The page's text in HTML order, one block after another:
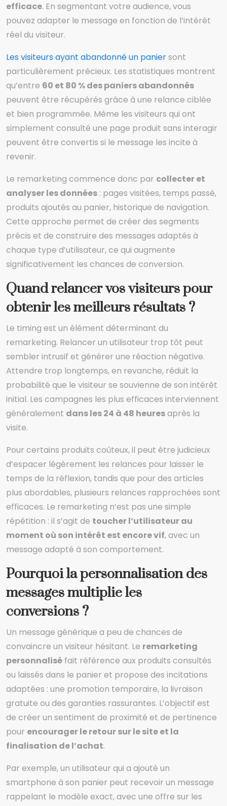
efficace. En segmentant votre audience, vous
pouvez adapter le message en fonction de l’intérêt
réel du visiteur.
Les visiteurs ayant abandonné un paniersont
particulièrement précieux. Les statistiques montrent
qu’entre 60 et 80 % des paniers abandonnés
peuvent être récupérés grâce à une relance ciblée
et bien programmée. Même les visiteurs qui ont
simplement consulté une page produit sans interagir
peuvent être convertis si le message les incite à
revenir.
Le remarketing commence donc par collecter et
analyser les données : pages visitées, temps passé,
produits ajoutés au panier, historique de navigation.
Cette approche permet de créer des segments
précis et de construire des messages adaptés à
chaque type d’utilisateur, ce qui augmente
significativement les chances de conversion.
Quand relancer vos visiteurs pour
obtenir les meilleurs résultats ?
Le timing est un élément déterminant du
remarketing. Relancer un utilisateur trop tôt peut
sembler intrusif et générer une réaction négative.
Attendre trop longtemps, en revanche, réduit la
probabilité que le visiteur se souvienne de son intérêt
initial. Les campagnes les plus efficaces interviennent
généralement dans les 24 à 48 heuresaprès la
visite.
Pour certains produits coûteux, il peut être judicieux
d’espacer légèrement les relances pour laisser le
temps de la réflexion, tandis que pour des articles
plus abordables, plusieurs relances rapprochées sont
efficaces. Le remarketing n’est pas une simple
répétition : il s’agit de toucher l’utilisateur au
moment où son intérêt est encore vif, avec un
message adapté à son comportement.
Pourquoi la personnalisation des
messages multiplie les
conversions ?
Un message générique a peu de chances de
convaincre un visiteur hésitant. Le remarketing
personnalisé fait référence aux produits consultés
ou laissés dans le panier et propose des incitations
adaptées : une promotion temporaire, la livraison
gratuite ou des garanties rassurantes. L’objectif est
de créer un sentiment de proximité et de pertinence
pour encourager le retour sur le site et la
finalisation de l’achat.
Par exemple, un utilisateur qui a ajouté un
smartphone à son panier peut recevoir un message
rappelant le modèle exact, avec une offre sur les